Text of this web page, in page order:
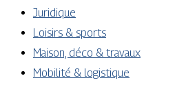
Juridique
Loisirs & sports
Maison, déco & travaux
Mobilité & logistique